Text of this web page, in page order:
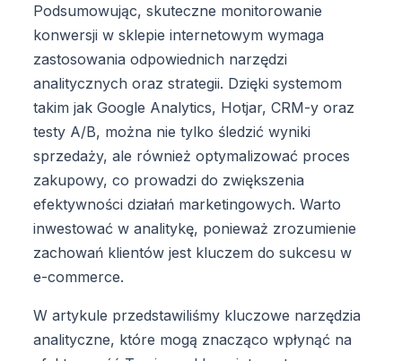
Podsumowując, skuteczne monitorowanie
konwersji w sklepie internetowym wymaga
zastosowania odpowiednich narzędzi
analitycznych oraz strategii. Dzięki systemom
takim jak Google Analytics, Hotjar, CRM-y oraz
testy A/B, można nie tylko śledzić wyniki
sprzedaży, ale również optymalizować proces
zakupowy, co prowadzi do zwiększenia
efektywności działań marketingowych. Warto
inwestować w analitykę, ponieważ zrozumienie
zachowań klientów jest kluczem do sukcesu w
e-commerce.
W artykule przedstawiliśmy kluczowe narzędzia
analityczne, które mogą znacząco wpłynąć na